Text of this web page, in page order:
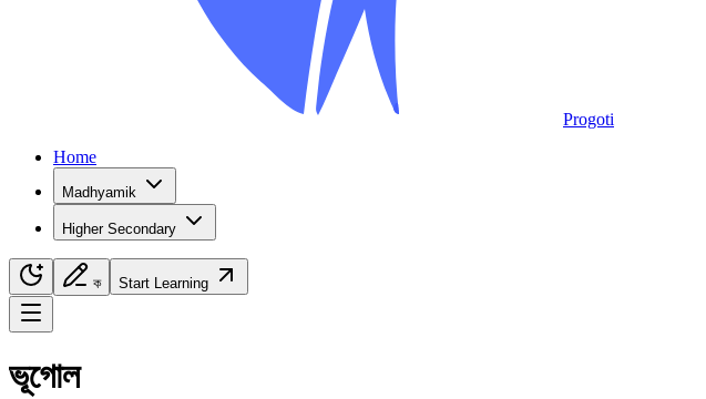
Progoti
Home
Madhyamik
Higher Secondary
ক Start Learning
Navigation Menu
ভূগোল